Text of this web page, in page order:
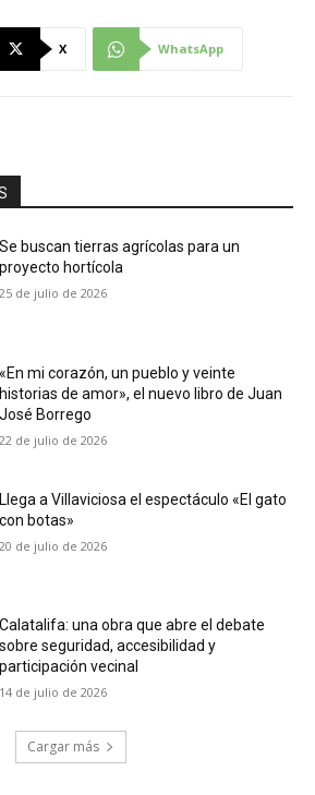
X WhatsApp
Se buscan tierras agrícolas para un
proyecto hortícola
25 de julio de 2026
«En mi corazón, un pueblo y veinte
historias de amor», el nuevo libro de Juan
José Borrego
22 de julio de 2026
Llega a Villaviciosa el espectáculo «El gato
con botas»
20 de julio de 2026
Calatalifa: una obra que abre el debate
sobre seguridad, accesibilidad y
participación vecinal
14 de julio de 2026
Cargar más